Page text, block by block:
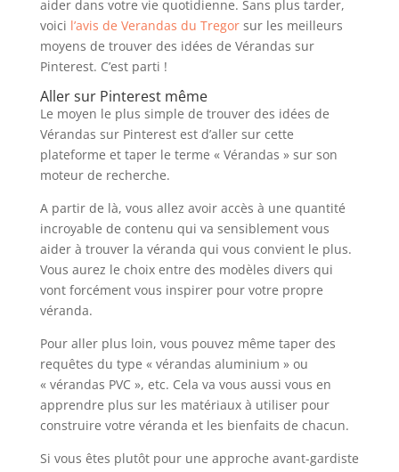
aider dans votre vie quotidienne. Sans plus tarder,
voici l’avis de Verandas du Tregorsur les meilleurs
moyens de trouver des idées de Vérandas sur
Pinterest. C’est parti !
Aller sur Pinterest même
Le moyen le plus simple de trouver des idées de
Vérandas sur Pinterest est d’aller sur cette
plateforme et taper le terme « Vérandas » sur son
moteur de recherche.
A partir de là, vous allez avoir accès à une quantité
incroyable de contenu qui va sensiblement vous
aider à trouver la véranda qui vous convient le plus.
Vous aurez le choix entre des modèles divers qui
vont forcément vous inspirer pour votre propre
véranda.
Pour aller plus loin, vous pouvez même taper des
requêtes du type « vérandas aluminium » ou
« vérandas PVC », etc. Cela va vous aussi vous en
apprendre plus sur les matériaux à utiliser pour
construire votre véranda et les bienfaits de chacun.
Si vous êtes plutôt pour une approche avant-gardiste